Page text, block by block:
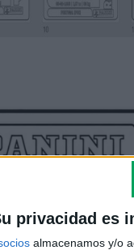
privacidad es
almacenamos y/o